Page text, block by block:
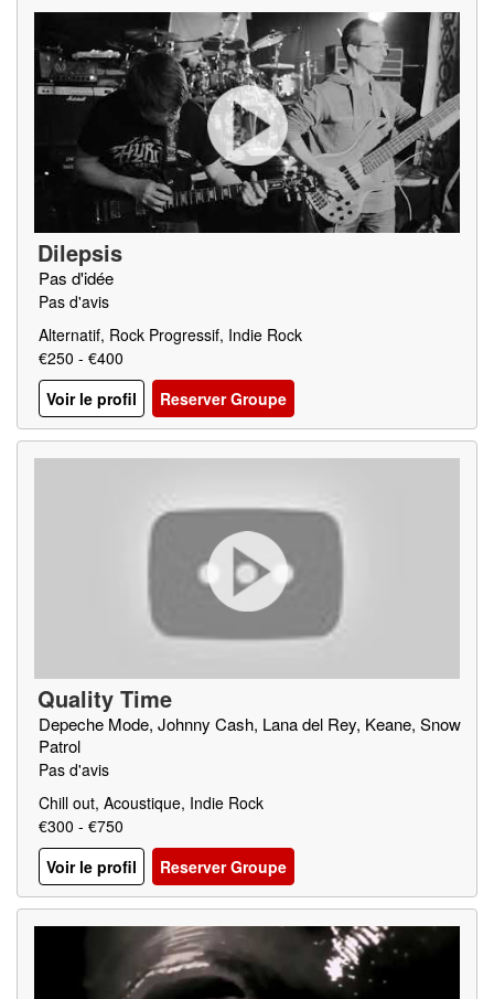
Dilepsis
Pas d'idée
Pas d'avis
Alternatif, Rock Progressif, Indie Rock
€250 - €400
Voir le profil
Reserver Groupe
Quality Time
Depeche Mode, Johnny Cash, Lana del Rey, Keane, Snow
Patrol
Pas d'avis
Chill out, Acoustique, Indie Rock
€300 - €750
Voir le profil
Reserver Groupe